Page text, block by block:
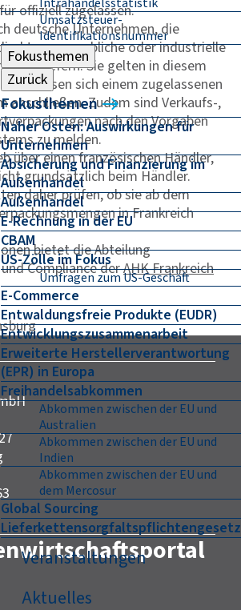
Umsatzsteuer-
Identifikationsnummer
Fokusthemen
Zurück
Fokusthemen
Naher Osten: Auswirkungen für
Unternehmen
Absicherung und Finanzierung im
Außenhandel
Außenhandel
E-Rechnung in der EU
CBAM
US-Zölle im Fokus
Umfragen zum US-Geschäft
E-Commerce
Entwaldungsfreie Produkte (EUDR)
Entwicklungszusammenarbeit
Erweiterte Herstellerverantwortung
(EPR) in Europa
Freihandelsabkommen
Abkommen zwischen der EU und
Australien
Abkommen zwischen der EU und
Indien
Abkommen zwischen der EU und
dem Mercosur
Global Sourcing
Lieferkettensorgfaltspflichtengesetz
Veranstaltungen
Aktuelles
offiziell zugelassen.
deutsche Unternehmen, die
an gewerbliche oder industrielle
liefern. Sie gelten in diesem
müssen sich einem zugelassenen
anschließen. Zudem sind Verkaufs-,
nach den Vorgaben
zu melden.
über einen französischen Händler,
grundsätzlich beim Händler.
daher prüfen, ob sie ab dem
in Frankreich
bietet die Abteilung
Compliance derAHK Frankreich